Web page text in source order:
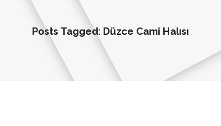
Posts Tagged: Düzce Cami Halısı